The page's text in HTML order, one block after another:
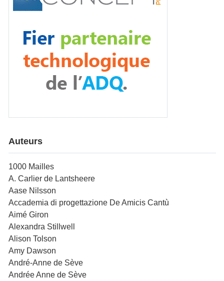
Auteurs
1000 Mailles
A. Carlier de Lantsheere
Aase Nilsson
Accademia di progettazione De Amicis Cantù
Aimé Giron
Alexandra Stillwell
Alison Tolson
Amy Dawson
André-Anne de Sève
Andrée Anne de Sève